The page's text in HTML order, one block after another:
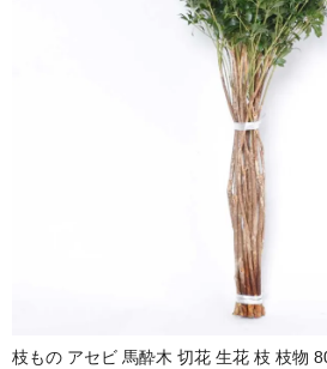
枝もの アセビ 馬酔木 切花 生花 枝 枝物